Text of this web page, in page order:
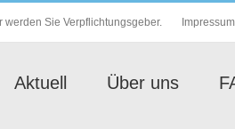
Sie Verpflichtungsgeber. Impressum
Aktuell Über uns